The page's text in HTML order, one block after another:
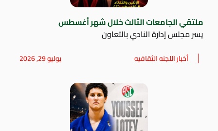
ملتقي الجامعات الثالث خلال شهر أغسطس
يسر مجلس إدارة النادي بالتعاون
أخبار اللجنه الثقافيه يوليو 29, 2026